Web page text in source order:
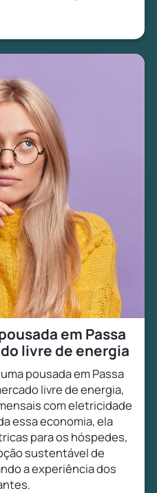
em Passa
livre de energia
pousada em Passa
livre de energia,
com eletricidade
essa economia, ela
para os hóspedes,
sustentável de
a experiência dos